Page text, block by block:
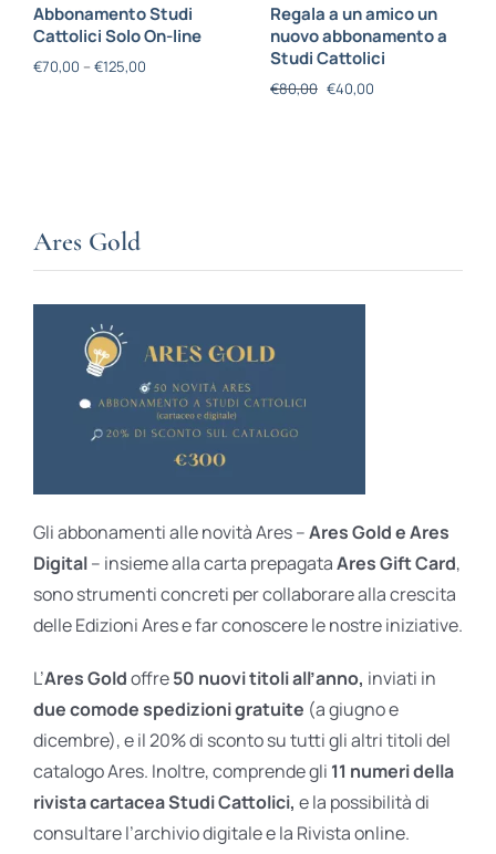
Abbonamento Studi
Cattolici Solo On-line
€70,00 – €125,00
Regala a un amico un
nuovo abbonamento a
Studi Cattolici
€80,00 €40,00
Ares Gold
Gli abbonamenti alle novità Ares –Ares Gold e Ares
Digital– insieme alla carta prepagataAres Gift Card,
sono strumenti concreti per collaborare alla crescita
delle Edizioni Ares e far conoscere le nostre iniziative.
L’Ares Goldoffre50 nuovi titoli all’anno, inviati in
due comode spedizioni gratuite (a giugno e
dicembre), e il 20% di sconto su tutti gli altri titoli del
catalogo Ares. Inoltre, comprende gli 11 numeri della
rivista cartacea Studi Cattolici, e la possibilità di
consultare l’archivio digitale e la Rivista online.